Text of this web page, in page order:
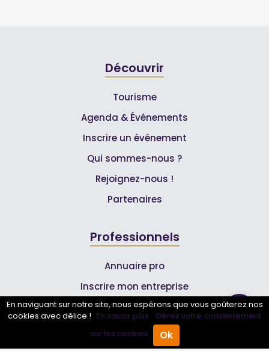
Annuaire Pro Agenda
Découvrir
Tourisme
Agenda & Événements
Inscrire un événement
Qui sommes-nous ?
Rejoignez-nous !
Partenaires
Professionnels
Annuaire pro
Inscrire mon entreprise
Les Abonnements Pros
En naviguant sur notre site, nous espérons que vous goûterez nos
cookies avec délice ! En savoir plus. Gérez votre consentement
sur les cookies.
Ok